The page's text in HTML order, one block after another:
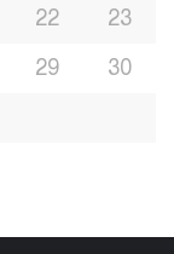
22
23
29
30